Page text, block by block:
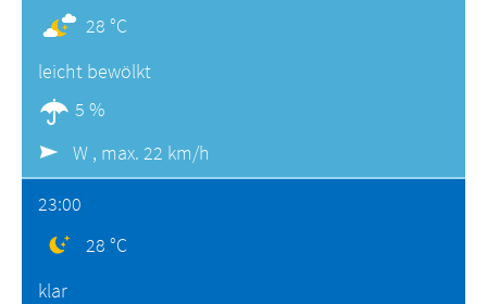
28 °C
leicht bewölkt
5 %
W , max. 22 km/h
23:00
28 °C
klar